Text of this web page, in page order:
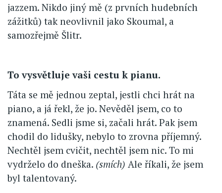
jazzem. Nikdo jiný mě (z prvních hudebních
zážitků) tak neovlivnil jako Skoumal, a
samozřejmě Šlitr.
To vysvětluje vaši cestu k pianu.
Táta se mě jednou zeptal, jestli chci hrát na
piano, a já řekl, že jo. Nevěděl jsem, co to
znamená. Sedli jsme si, začali hrát. Pak jsem
chodil do lidušky, nebylo to zrovna příjemný.
Nechtěl jsem cvičit, nechtěl jsem nic. To mi
vydrželo do dneška. (smích) Ale říkali, že jsem
byl talentovaný.